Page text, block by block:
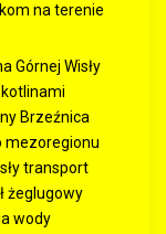
na terenie
Górnej Wisły
Brzeźnica
mezoregionu
transport
żeglugowy
wody